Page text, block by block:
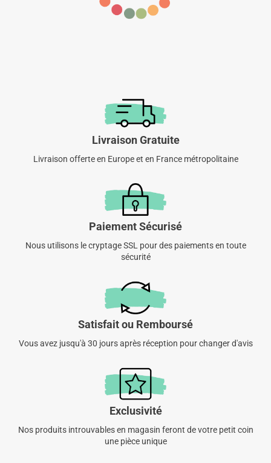
Livraison Gratuite
Livraison offerte en Europe et en France métropolitaine
Paiement Sécurisé
Nous utilisons le cryptage SSL pour des paiements en toute
sécurité
Satisfait ou Remboursé
Vous avez jusqu'à 30 jours après réception pour changer d'avis
Exclusivité
Nos produits introuvables en magasin feront de votre petit coin
une pièce unique